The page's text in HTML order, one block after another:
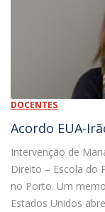
DOCENTES
Acordo EUA-
Intervenção de
Direito – Escola do
no Porto. Um
Estados Unidos